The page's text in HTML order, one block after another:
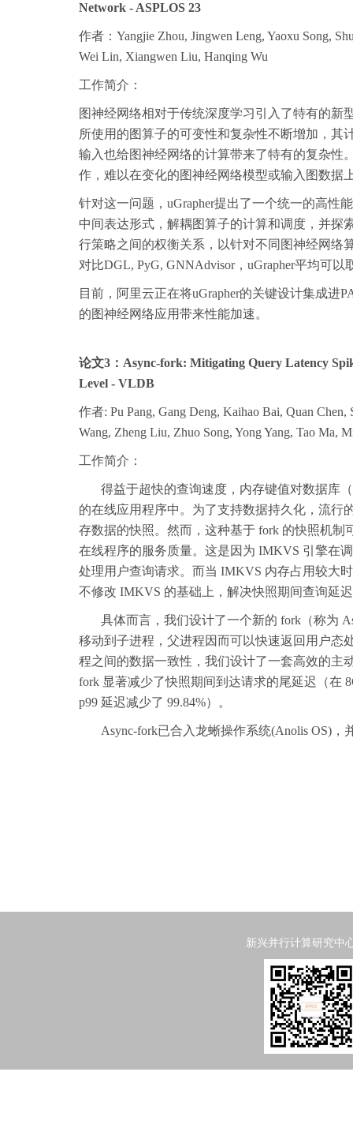
Network - ASPLOS 23
作者：Yangjie Zhou, Jingwen Leng, Yaoxu Song,
Wei Lin, Xiangwen Liu, Hanqing Wu
工作简介：
图神经网络相对于传统深度学习引入了特有的新
所使用的图算子的可变性和复杂性不断增加，其
输入也给图神经网络的计算带来了特有的复杂性
作，难以在变化的图神经网络模型或输入图数据
针对这一问题，uGrapher提出了一个统一的高性
中间表达形式，解耦图算子的计算和调度，并探
行策略之间的权衡关系，以针对不同图神经网络
对比DGL, PyG, GNNAdvisor，uGrapher平均可以
目前，阿里云正在将uGrapher的关键设计集成进
的图神经网络应用带来性能加速。
论文3：Async-fork: Mitigating Query Latency
Level - VLDB
作者: Pu Pang, Gang Deng, Kaihao Bai, Quan
Wang, Zheng Liu, Zhuo Song, Yong Yang, Tao Ma,
工作简介：
得益于超快的查询速度，内存键值对数据库
的在线应用程序中。为了支持数据持久化，流行
存数据的快照。然而，这种基于 fork 的快照机
在线程序的服务质量。这是因为 IMKVS 引擎在
处理用户查询请求。而当 IMKVS 内存占用较大
不修改 IMKVS 的基础上，解决快照期间查询延
具体而言，我们设计了一个新的 fork（称为
移动到子进程，父进程因而可以快速返回用户态
程之间的数据一致性，我们设计了一套高效的主
fork 显著减少了快照期间到达请求的尾延迟（在
p99 延迟减少了 99.84%）。
Async-fork已合入龙蜥操作系统(Anolis OS)，
新兴并行计算研究中